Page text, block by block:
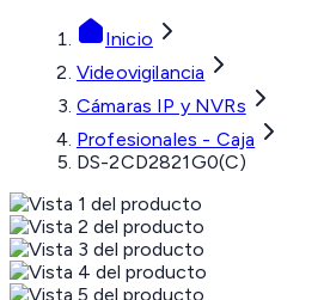
Inicio
Videovigilancia
Cámaras IP y NVRs
Profesionales - Caja
DS-2CD2821G0(C)